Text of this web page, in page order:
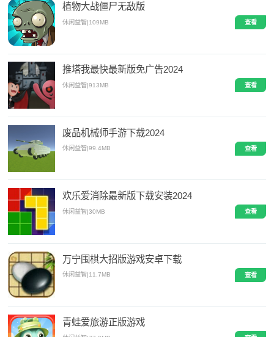
植物大战僵尸无敌版
休闲益智|109MB 查看
推塔我最快最新版免广告2024
休闲益智|913MB 查看
废品机械师手游下载2024
休闲益智 |99.4MB 查看
欢乐爱消除最新版下载安装2024
休闲益智|30MB 查看
万宁围棋大招版游戏安卓下载
休闲益智|11.7MB 查看
青蛙爱旅游正版游戏